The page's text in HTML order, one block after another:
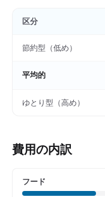
区分
節約型（低め）
平均的
ゆとり型（高め）
費用の内訳
フード